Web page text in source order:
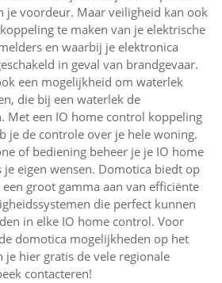
je voordeur. Maar veiligheid kan ook
te maken van je elektrische
en waarbij je elektronica
in geval van brandgevaar.
een mogelijkheid om waterlek
die bij een waterlek de
Met een IO home control koppeling
je de controle over je hele woning.
of bediening beheer je je IO home
je eigen wensen. Domotica biedt op
groot gamma aan van efficiënte
die perfect kunnen
in elke IO home control. Voor
domotica mogelijkheden op het
hier gratis de vele regionale
contacteren!